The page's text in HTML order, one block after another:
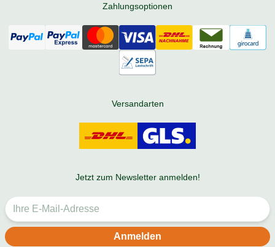
Zahlungsoptionen
Versandarten
Jetzt zum Newsletter anmelden!